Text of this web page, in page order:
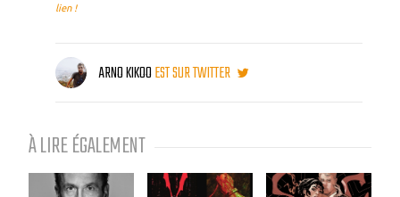
lien !
ARNO KIKOOEST SUR TWITTER
À LIRE ÉGALEMENT